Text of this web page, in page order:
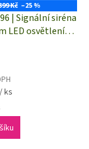
Kč –25 %
| Signální siréna
LED osvětlením
/ ks